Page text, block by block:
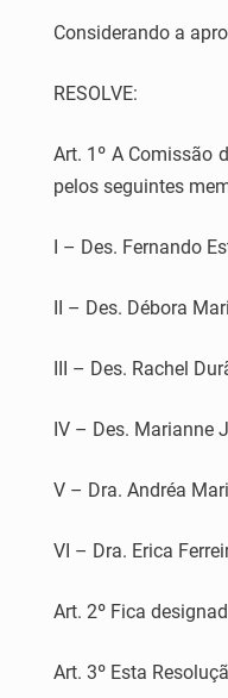
Considerando a
RESOLVE:
Art. 1º A Comissão
pelos seguintes
I – Des. Fernando
II – Des. Débora
III – Des. Rachel
IV – Des. Marianne
V – Dra. Andréa
VI – Dra. Erica
Art. 2º Fica
Art. 3º Esta